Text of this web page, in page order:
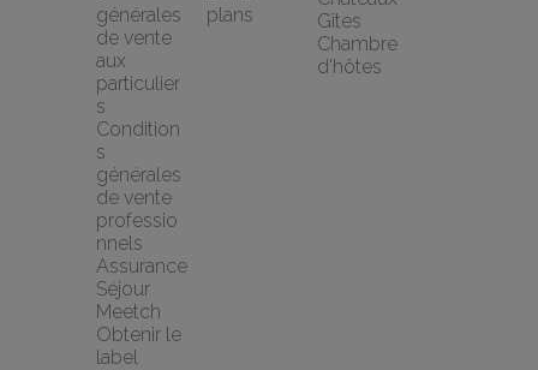
générales
de vente
aux
particulier
s
Condition
s
générales
de vente
professio
nnels
Assurance
Séjour
Meetch
Obtenir le
label
plans
Gîtes
Chambre
d'hôtes